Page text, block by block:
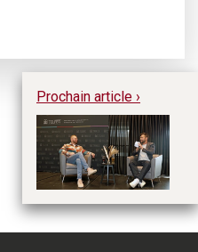
Prochain article ›